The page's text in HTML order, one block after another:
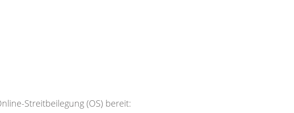
Streitbeilegung (OS) bereit: